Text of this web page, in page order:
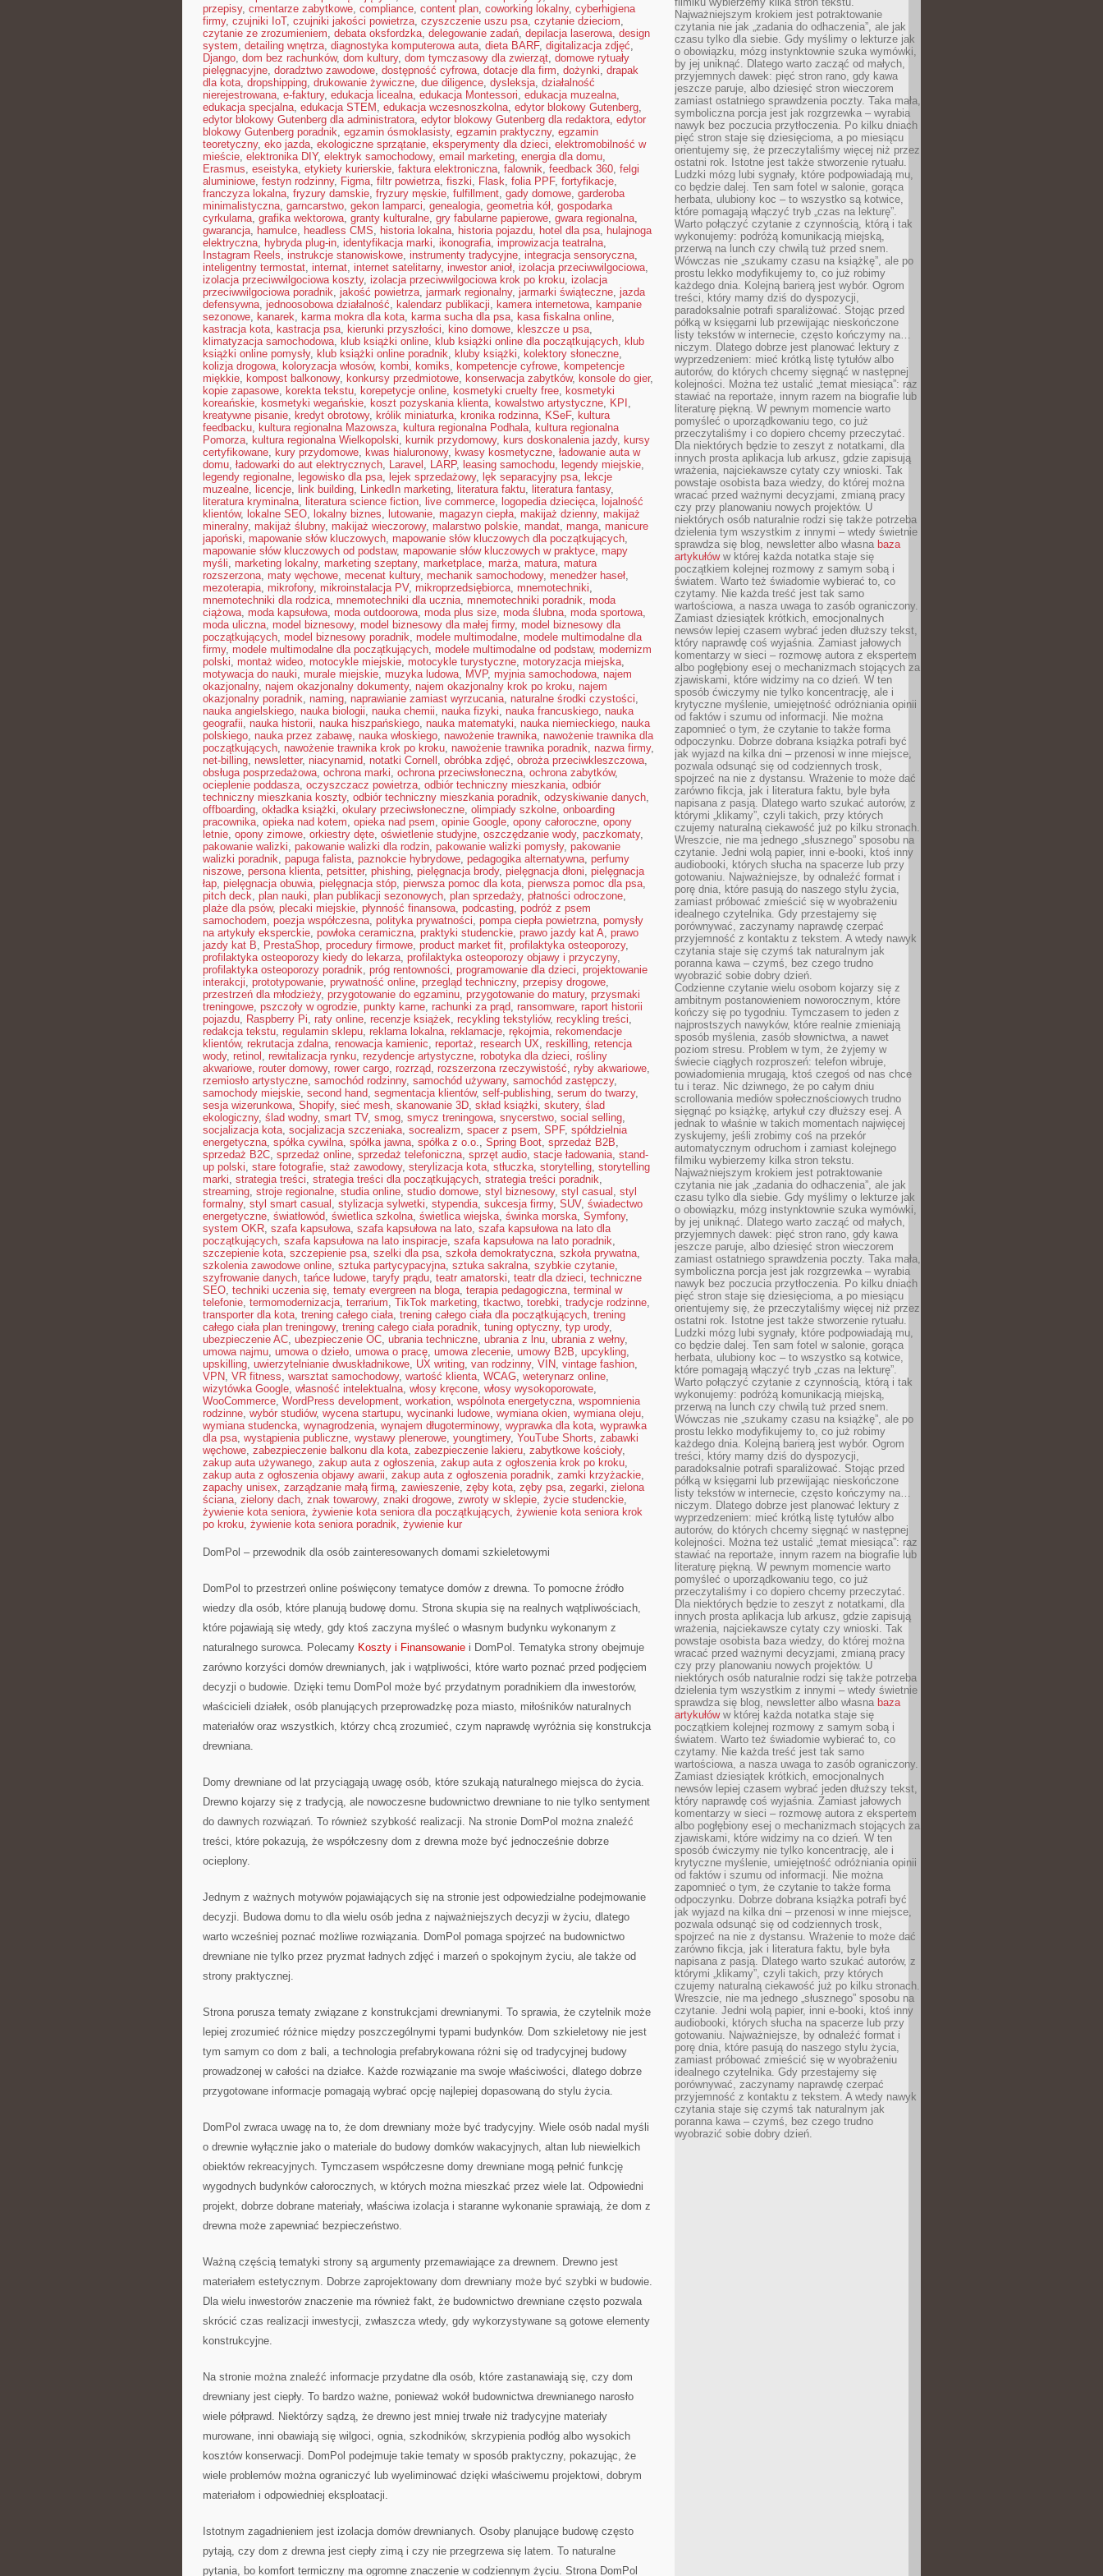
przepisy, cmentarze zabytkowe, compliance, content plan, coworking lokalny, cyberhigiena
firmy, czujniki IoT, czujniki jakości powietrza, czyszczenie uszu psa, czytanie dzieciom,
czytanie ze zrozumieniem, debata oksfordzka, delegowanie zadań, depilacja laserowa, design
system, detailing wnętrza, diagnostyka komputerowa auta, dieta BARF, digitalizacja zdjęć,
Django, dom bez rachunków, dom kultury, dom tymczasowy dla zwierząt, domowe rytuały
pielęgnacyjne, doradztwo zawodowe, dostępność cyfrowa, dotacje dla firm, dożynki, drapak
dla kota, dropshipping, drukowanie żywiczne, due diligence, dysleksja, działalność
nierejestrowana, e-faktury, edukacja licealna, edukacja Montessori, edukacja muzealna,
edukacja specjalna, edukacja STEM , edukacja wczesnoszkolna, edytor blokowy Gutenberg,
edytor blokowy Gutenberg dla administratora, edytor blokowy Gutenberg dla redaktora, edytor
blokowy Gutenberg poradnik, egzamin ósmoklasisty, egzamin praktyczny, egzamin
teoretyczny, eko jazda, ekologiczne sprzątanie, eksperymenty dla dzieci, elektromobilność w
mieście, elektronika DIY, elektryk samochodowy, email marketing, energia dla domu,
Erasmus, eseistyka, etykiety kurierskie, faktura elektroniczna, falownik, feedback 360, felgi
aluminiowe, festyn rodzinny, Figma, filtr powietrza, fiszki, Flask, folia PPF, fortyfikacje,
franczyza lokalna, fryzury damskie, fryzury męskie, fulfillment, gady domowe, garderoba
minimalistyczna, garncarstwo, gekon lamparci, genealogia, geometria kół, gospodarka
cyrkularna, grafika wektorowa, granty kulturalne, gry fabularne papierowe, gwara regionalna,
gwarancja, hamulce, headless CMS, historia lokalna, historia pojazdu, hotel dla psa, hulajnoga
elektryczna, hybryda plug-in, identyfikacja marki, ikonografia, improwizacja teatralna,
Instagram Reels, instrukcje stanowiskowe, instrumenty tradycyjne, integracja sensoryczna,
inteligentny termostat, internat, internet satelitarny, inwestor anioł, izolacja przeciwwilgociowa,
izolacja przeciwwilgociowa koszty, izolacja przeciwwilgociowa krok po kroku, izolacja
przeciwwilgociowa poradnik, jakość powietrza, jarmark regionalny, jarmarki świąteczne, jazda
defensywna, jednoosobowa działalność, kalendarz publikacji, kamera internetowa, kampanie
sezonowe, kanarek, karma mokra dla kota, karma sucha dla psa, kasa fiskalna online,
kastracja kota, kastracja psa, kierunki przyszłości, kino domowe, kleszcze u psa,
klimatyzacja samochodowa, klub książki online, klub książki online dla początkujących, klub
książki online pomysły, klub książki online poradnik, kluby książki, kolektory słoneczne,
kolizja drogowa, koloryzacja włosów, kombi, komiks, kompetencje cyfrowe, kompetencje
miękkie, kompost balkonowy, konkursy przedmiotowe, konserwacja zabytków, konsole do gier,
kopie zapasowe, korekta tekstu, korepetycje online, kosmetyki cruelty free, kosmetyki
koreańskie, kosmetyki wegańskie, koszt pozyskania klienta, kowalstwo artystyczne, KPI ,
kreatywne pisanie, kredyt obrotowy, królik miniaturka, kronika rodzinna, KSeF, kultura
feedbacku, kultura regionalna Mazowsza, kultura regionalna Podhala, kultura regionalna
Pomorza, kultura regionalna Wielkopolski, kurnik przydomowy, kurs doskonalenia jazdy, kursy
certyfikowane, kury przydomowe, kwas hialuronowy, kwasy kosmetyczne, ładowanie auta w
domu, ładowarki do aut elektrycznych, Laravel , LARP, leasing samochodu, legendy miejskie,
legendy regionalne, legowisko dla psa, lejek sprzedażowy, lęk separacyjny psa, lekcje
muzealne, licencje, link building, LinkedIn marketing, literatura faktu, literatura fantasy,
literatura kryminalna, literatura science fiction, live commerce, logopedia dziecięca, lojalność
klientów, lokalne SEO, lokalny biznes, lutowanie, magazyn ciepła, makijaż dzienny, makijaż
mineralny, makijaż ślubny, makijaż wieczorowy, malarstwo polskie, mandat, manga, manicure
japoński, mapowanie słów kluczowych, mapowanie słów kluczowych dla początkujących,
mapowanie słów kluczowych od podstaw, mapowanie słów kluczowych w praktyce, mapy
myśli, marketing lokalny, marketing szeptany, marketplace, marża, matura, matura
rozszerzona, maty węchowe, mecenat kultury, mechanik samochodowy, menedżer haseł,
mezoterapia, mikrofony, mikroinstalacja PV, mikroprzedsiębiorca, mnemotechniki,
mnemotechniki dla rodzica, mnemotechniki dla ucznia, mnemotechniki poradnik, moda
ciążowa, moda kapsułowa, moda outdoorowa, moda plus size, moda ślubna, moda sportowa,
moda uliczna, model biznesowy, model biznesowy dla małej firmy, model biznesowy dla
początkujących, model biznesowy poradnik, modele multimodalne, modele multimodalne dla
firmy, modele multimodalne dla początkujących, modele multimodalne od podstaw, modernizm
polski, montaż wideo, motocykle miejskie, motocykle turystyczne, motoryzacja miejska,
motywacja do nauki, murale miejskie, muzyka ludowa, MVP, myjnia samochodowa, najem
okazjonalny, najem okazjonalny dokumenty, najem okazjonalny krok po kroku, najem
okazjonalny poradnik, naming, naprawianie zamiast wyrzucania, naturalne środki czystości,
nauka angielskiego, nauka biologii, nauka chemii, nauka fizyki, nauka francuskiego, nauka
geografii, nauka historii, nauka hiszpańskiego, nauka matematyki, nauka niemieckiego, nauka
polskiego, nauka przez zabawę, nauka włoskiego, nawożenie trawnika, nawożenie trawnika dla
początkujących, nawożenie trawnika krok po kroku, nawożenie trawnika poradnik, nazwa firmy,
net-billing, newsletter, niacynamid, notatki Cornell , obróbka zdjęć, obroża przeciwkleszczowa,
obsługa posprzedażowa, ochrona marki, ochrona przeciwsłoneczna, ochrona zabytków,
ocieplenie poddasza, oczyszczacz powietrza, odbiór techniczny mieszkania, odbiór
techniczny mieszkania koszty, odbiór techniczny mieszkania poradnik, odzyskiwanie danych,
offboarding, okładka książki, okulary przeciwsłoneczne, olimpiady szkolne, onboarding
pracownika, opieka nad kotem, opieka nad psem, opinie Google, opony całoroczne, opony
letnie, opony zimowe, orkiestry dęte, oświetlenie studyjne, oszczędzanie wody, paczkomaty,
pakowanie walizki, pakowanie walizki dla rodzin, pakowanie walizki pomysły, pakowanie
walizki poradnik, papuga falista, paznokcie hybrydowe, pedagogika alternatywna, perfumy
niszowe, persona klienta, petsitter, phishing, pielęgnacja brody, pielęgnacja dłoni, pielęgnacja
łap, pielęgnacja obuwia, pielęgnacja stóp, pierwsza pomoc dla kota, pierwsza pomoc dla psa,
pitch deck, plan nauki, plan publikacji sezonowych, plan sprzedaży, płatności odroczone,
plaże dla psów, plecaki miejskie, płynność finansowa, podcasting, podróż z psem
samochodem, poezja współczesna, polityka prywatności, pompa ciepła powietrzna, pomysły
na artykuły eksperckie, powłoka ceramiczna, praktyki studenckie, prawo jazdy kat A, prawo
jazdy kat B, PrestaShop, procedury firmowe, product market fit, profilaktyka osteoporozy,
profilaktyka osteoporozy kiedy do lekarza, profilaktyka osteoporozy objawy i przyczyny,
profilaktyka osteoporozy poradnik, próg rentowności, programowanie dla dzieci, projektowanie
interakcji, prototypowanie, prywatność online, przegląd techniczny, przepisy drogowe,
przestrzeń dla młodzieży, przygotowanie do egzaminu, przygotowanie do matury, przysmaki
treningowe, pszczoły w ogrodzie, punkty karne, rachunki za prąd, ransomware, raport historii
pojazdu, Raspberry Pi, raty online, recenzje książek, recykling tekstyliów, recykling treści,
redakcja tekstu, regulamin sklepu, reklama lokalna, reklamacje, rękojmia, rekomendacje
klientów, rekrutacja zdalna, renowacja kamienic, reportaż, research UX, reskilling, retencja
wody, retinol , rewitalizacja rynku, rezydencje artystyczne, robotyka dla dzieci, rośliny
akwariowe, router domowy, rower cargo, rozrząd, rozszerzona rzeczywistość, ryby akwariowe,
rzemiosło artystyczne, samochód rodzinny, samochód używany, samochód zastępczy,
samochody miejskie, second hand, segmentacja klientów, self-publishing, serum do twarzy,
sesja wizerunkowa, Shopify, sieć mesh, skanowanie 3D, skład książki, skutery, ślad
ekologiczny, ślad wodny, smart TV, smog, smycz treningowa, snycerstwo, social selling,
socjalizacja kota, socjalizacja szczeniaka, socrealizm, spacer z psem, SPF, spółdzielnia
energetyczna, spółka cywilna, spółka jawna, spółka z o.o., Spring Boot, sprzedaż B2B,
sprzedaż B2C, sprzedaż online, sprzedaż telefoniczna, sprzęt audio, stacje ładowania, stand-
up polski, stare fotografie, staż zawodowy, sterylizacja kota, stłuczka, storytelling, storytelling
marki, strategia treści, strategia treści dla początkujących, strategia treści poradnik,
streaming, stroje regionalne, studia online, studio domowe, styl biznesowy, styl casual , styl
formalny, styl smart casual , stylizacja sylwetki, stypendia, sukcesja firmy, SUV, świadectwo
energetyczne, światłowód, świetlica szkolna, świetlica wiejska, świnka morska, Symfony,
system OKR, szafa kapsułowa, szafa kapsułowa na lato, szafa kapsułowa na lato dla
początkujących, szafa kapsułowa na lato inspiracje, szafa kapsułowa na lato poradnik,
szczepienie kota, szczepienie psa, szelki dla psa, szkoła demokratyczna, szkoła prywatna,
szkolenia zawodowe online, sztuka partycypacyjna, sztuka sakralna, szybkie czytanie,
szyfrowanie danych, tańce ludowe, taryfy prądu, teatr amatorski, teatr dla dzieci, techniczne
SEO, techniki uczenia się, tematy evergreen na bloga, terapia pedagogiczna, terminal w
telefonie, termomodernizacja, terrarium, TikTok marketing, tkactwo, torebki, tradycje rodzinne,
transporter dla kota, trening całego ciała, trening całego ciała dla początkujących, trening
całego ciała plan treningowy, trening całego ciała poradnik, tuning optyczny, typ urody,
ubezpieczenie AC, ubezpieczenie OC, ubrania techniczne, ubrania z lnu, ubrania z wełny,
umowa najmu, umowa o dzieło, umowa o pracę, umowa zlecenie, umowy B2B, upcykling,
upskilling, uwierzytelnianie dwuskładnikowe, UX writing, van rodzinny, VIN, vintage fashion,
VPN, VR fitness, warsztat samochodowy, wartość klienta, WCAG, weterynarz online,
wizytówka Google, własność intelektualna, włosy kręcone, włosy wysokoporowate,
WooCommerce, WordPress development, workation, wspólnota energetyczna, wspomnienia
rodzinne, wybór studiów, wycena startupu, wycinanki ludowe, wymiana okien, wymiana oleju,
wymiana studencka, wynagrodzenia, wynajem długoterminowy, wyprawka dla kota, wyprawka
dla psa, wystąpienia publiczne, wystawy plenerowe, youngtimery, YouTube Shorts, zabawki
węchowe, zabezpieczenie balkonu dla kota, zabezpieczenie lakieru, zabytkowe kościoły,
zakup auta używanego, zakup auta z ogłoszenia, zakup auta z ogłoszenia krok po kroku,
zakup auta z ogłoszenia objawy awarii, zakup auta z ogłoszenia poradnik, zamki krzyżackie,
zapachy unisex, zarządzanie małą firmą, zawieszenie, zęby kota, zęby psa, zegarki, zielona
ściana, zielony dach, znak towarowy, znaki drogowe, zwroty w sklepie, życie studenckie,
żywienie kota seniora, żywienie kota seniora dla początkujących, żywienie kota seniora krok
po kroku, żywienie kota seniora poradnik, żywienie kur
DomPol – przewodnik dla osób zainteresowanych domami szkieletowymi
DomPol to przestrzeń online poświęcony tematyce domów z drewna. To pomocne źródło
wiedzy dla osób, które planują budowę domu. Strona skupia się na realnych wątpliwościach,
które pojawiają się wtedy, gdy ktoś zaczyna myśleć o własnym budynku wykonanym z
naturalnego surowca. Polecamy Koszty i Finansowanie i DomPol. Tematyka strony obejmuje
zarówno korzyści domów drewnianych, jak i wątpliwości, które warto poznać przed podjęciem
decyzji o budowie. Dzięki temu DomPol może być przydatnym poradnikiem dla inwestorów,
właścicieli działek, osób planujących przeprowadzkę poza miasto, miłośników naturalnych
materiałów oraz wszystkich, którzy chcą zrozumieć, czym naprawdę wyróżnia się konstrukcja
drewniana.
Domy drewniane od lat przyciągają uwagę osób, które szukają naturalnego miejsca do życia.
Drewno kojarzy się z tradycją, ale nowoczesne budownictwo drewniane to nie tylko sentyment
do dawnych rozwiązań. To również szybkość realizacji. Na stronie DomPol można znaleźć
treści, które pokazują, że współczesny dom z drewna może być jednocześnie dobrze
ocieplony.
Jednym z ważnych motywów pojawiających się na stronie jest odpowiedzialne podejmowanie
decyzji. Budowa domu to dla wielu osób jedna z najważniejszych decyzji w życiu, dlatego
warto wcześniej poznać możliwe rozwiązania. DomPol pomaga spojrzeć na budownictwo
drewniane nie tylko przez pryzmat ładnych zdjęć i marzeń o spokojnym życiu, ale także od
strony praktycznej.
Strona porusza tematy związane z konstrukcjami drewnianymi. To sprawia, że czytelnik może
lepiej zrozumieć różnice między poszczególnymi typami budynków. Dom szkieletowy nie jest
tym samym co dom z bali, a technologia prefabrykowana różni się od tradycyjnej budowy
prowadzonej w całości na działce. Każde rozwiązanie ma swoje właściwości, dlatego dobrze
przygotowane informacje pomagają wybrać opcję najlepiej dopasowaną do stylu życia.
DomPol zwraca uwagę na to, że dom drewniany może być tradycyjny. Wiele osób nadal myśli
o drewnie wyłącznie jako o materiale do budowy domków wakacyjnych, altan lub niewielkich
obiektów rekreacyjnych. Tymczasem współczesne domy drewniane mogą pełnić funkcję
wygodnych budynków całorocznych, w których można mieszkać przez wiele lat. Odpowiedni
projekt, dobrze dobrane materiały, właściwa izolacja i staranne wykonanie sprawiają, że dom z
drewna może zapewniać bezpieczeństwo.
Ważną częścią tematyki strony są argumenty przemawiające za drewnem. Drewno jest
materiałem estetycznym. Dobrze zaprojektowany dom drewniany może być szybki w budowie.
Dla wielu inwestorów znaczenie ma również fakt, że budownictwo drewniane często pozwala
skrócić czas realizacji inwestycji, zwłaszcza wtedy, gdy wykorzystywane są gotowe elementy
konstrukcyjne.
Na stronie można znaleźć informacje przydatne dla osób, które zastanawiają się, czy dom
drewniany jest ciepły. To bardzo ważne, ponieważ wokół budownictwa drewnianego narosło
wiele półprawd. Niektórzy sądzą, że drewno jest mniej trwałe niż tradycyjne materiały
murowane, inni obawiają się wilgoci, ognia, szkodników, skrzypienia podłóg albo wysokich
kosztów konserwacji. DomPol podejmuje takie tematy w sposób praktyczny, pokazując, że
wiele problemów można ograniczyć lub wyeliminować dzięki właściwemu projektowi, dobrym
materiałom i odpowiedniej eksploatacji.
Istotnym zagadnieniem jest izolacja domów drewnianych. Osoby planujące budowę często
pytają, czy dom z drewna jest ciepły zimą i czy nie przegrzewa się latem. To naturalne
pytania, bo komfort termiczny ma ogromne znaczenie w codziennym życiu. Strona DomPol
Najważniejszym krokiem jest potraktowanie
czytania nie jak „zadania do odhaczenia”, ale jak
czasu tylko dla siebie. Gdy myślimy o lekturze jak
o obowiązku, mózg instynktownie szuka wymówki,
by jej uniknąć. Dlatego warto zacząć od małych,
przyjemnych dawek: pięć stron rano, gdy kawa
jeszcze paruje, albo dziesięć stron wieczorem
zamiast ostatniego sprawdzenia poczty. Taka mała,
symboliczna porcja jest jak rozgrzewka – wyrabia
nawyk bez poczucia przytłoczenia. Po kilku dniach
pięć stron staje się dziesięcioma, a po miesiącu
orientujemy się, że przeczytaliśmy więcej niż przez
ostatni rok. Istotne jest także stworzenie rytuału.
Ludzki mózg lubi sygnały, które podpowiadają mu,
co będzie dalej. Ten sam fotel w salonie, gorąca
herbata, ulubiony koc – to wszystko są kotwice,
które pomagają włączyć tryb „czas na lekturę”.
Warto połączyć czytanie z czynnością, którą i tak
wykonujemy: podróżą komunikacją miejską,
przerwą na lunch czy chwilą tuż przed snem.
Wówczas nie „szukamy czasu na książkę”, ale po
prostu lekko modyfikujemy to, co już robimy
każdego dnia. Kolejną barierą jest wybór. Ogrom
treści, który mamy dziś do dyspozycji,
paradoksalnie potrafi sparaliżować. Stojąc przed
półką w księgarni lub przewijając nieskończone
listy tekstów w internecie, często kończymy na…
niczym. Dlatego dobrze jest planować lektury z
wyprzedzeniem: mieć krótką listę tytułów albo
autorów, do których chcemy sięgnąć w następnej
kolejności. Można też ustalić „temat miesiąca”: raz
stawiać na reportaże, innym razem na biografie lub
literaturę piękną. W pewnym momencie warto
pomyśleć o uporządkowaniu tego, co już
przeczytaliśmy i co dopiero chcemy przeczytać.
Dla niektórych będzie to zeszyt z notatkami, dla
innych prosta aplikacja lub arkusz, gdzie zapisują
wrażenia, najciekawsze cytaty czy wnioski. Tak
powstaje osobista baza wiedzy, do której można
wracać przed ważnymi decyzjami, zmianą pracy
czy przy planowaniu nowych projektów. U
niektórych osób naturalnie rodzi się także potrzeba
dzielenia tym wszystkim z innymi – wtedy świetnie
sprawdza się blog, newsletter albo własna baza
artykułóww której każda notatka staje się
początkiem kolejnej rozmowy z samym sobą i
światem. Warto też świadomie wybierać to, co
czytamy. Nie każda treść jest tak samo
wartościowa, a nasza uwaga to zasób ograniczony.
Zamiast dziesiątek krótkich, emocjonalnych
newsów lepiej czasem wybrać jeden dłuższy tekst,
który naprawdę coś wyjaśnia. Zamiast jałowych
komentarzy w sieci – rozmowę autora z ekspertem
albo pogłębiony esej o mechanizmach stojących za
zjawiskami, które widzimy na co dzień. W ten
sposób ćwiczymy nie tylko koncentrację, ale i
krytyczne myślenie, umiejętność odróżniania opinii
od faktów i szumu od informacji. Nie można
zapomnieć o tym, że czytanie to także forma
odpoczynku. Dobrze dobrana książka potrafi być
jak wyjazd na kilka dni – przenosi w inne miejsce,
pozwala odsunąć się od codziennych trosk,
spojrzeć na nie z dystansu. Wrażenie to może dać
zarówno fikcja, jak i literatura faktu, byle była
napisana z pasją. Dlatego warto szukać autorów, z
którymi „klikamy”, czyli takich, przy których
czujemy naturalną ciekawość już po kilku stronach.
Wreszcie, nie ma jednego „słusznego” sposobu na
czytanie. Jedni wolą papier, inni e-booki, ktoś inny
audiobooki, których słucha na spacerze lub przy
gotowaniu. Najważniejsze, by odnaleźć format i
porę dnia, które pasują do naszego stylu życia,
zamiast próbować zmieścić się w wyobrażeniu
idealnego czytelnika. Gdy przestajemy się
porównywać, zaczynamy naprawdę czerpać
przyjemność z kontaktu z tekstem. A wtedy nawyk
czytania staje się czymś tak naturalnym jak
poranna kawa – czymś, bez czego trudno
wyobrazić sobie dobry dzień.
Codzienne czytanie wielu osobom kojarzy się z
ambitnym postanowieniem noworocznym, które
kończy się po tygodniu. Tymczasem to jeden z
najprostszych nawyków, które realnie zmieniają
sposób myślenia, zasób słownictwa, a nawet
poziom stresu. Problem w tym, że żyjemy w
świecie ciągłych rozproszeń: telefon wibruje,
powiadomienia mrugają, ktoś czegoś od nas chce
tu i teraz. Nic dziwnego, że po całym dniu
scrollowania mediów społecznościowych trudno
sięgnąć po książkę, artykuł czy dłuższy esej. A
jednak to właśnie w takich momentach najwięcej
zyskujemy, jeśli zrobimy coś na przekór
automatycznym odruchom i zamiast kolejnego
filmiku wybierzemy kilka stron tekstu.
Najważniejszym krokiem jest potraktowanie
czytania nie jak „zadania do odhaczenia”, ale jak
czasu tylko dla siebie. Gdy myślimy o lekturze jak
o obowiązku, mózg instynktownie szuka wymówki,
by jej uniknąć. Dlatego warto zacząć od małych,
przyjemnych dawek: pięć stron rano, gdy kawa
jeszcze paruje, albo dziesięć stron wieczorem
zamiast ostatniego sprawdzenia poczty. Taka mała,
symboliczna porcja jest jak rozgrzewka – wyrabia
nawyk bez poczucia przytłoczenia. Po kilku dniach
pięć stron staje się dziesięcioma, a po miesiącu
orientujemy się, że przeczytaliśmy więcej niż przez
ostatni rok. Istotne jest także stworzenie rytuału.
Ludzki mózg lubi sygnały, które podpowiadają mu,
co będzie dalej. Ten sam fotel w salonie, gorąca
herbata, ulubiony koc – to wszystko są kotwice,
które pomagają włączyć tryb „czas na lekturę”.
Warto połączyć czytanie z czynnością, którą i tak
wykonujemy: podróżą komunikacją miejską,
przerwą na lunch czy chwilą tuż przed snem.
Wówczas nie „szukamy czasu na książkę”, ale po
prostu lekko modyfikujemy to, co już robimy
każdego dnia. Kolejną barierą jest wybór. Ogrom
treści, który mamy dziś do dyspozycji,
paradoksalnie potrafi sparaliżować. Stojąc przed
półką w księgarni lub przewijając nieskończone
listy tekstów w internecie, często kończymy na…
niczym. Dlatego dobrze jest planować lektury z
wyprzedzeniem: mieć krótką listę tytułów albo
autorów, do których chcemy sięgnąć w następnej
kolejności. Można też ustalić „temat miesiąca”: raz
stawiać na reportaże, innym razem na biografie lub
literaturę piękną. W pewnym momencie warto
pomyśleć o uporządkowaniu tego, co już
przeczytaliśmy i co dopiero chcemy przeczytać.
Dla niektórych będzie to zeszyt z notatkami, dla
innych prosta aplikacja lub arkusz, gdzie zapisują
wrażenia, najciekawsze cytaty czy wnioski. Tak
powstaje osobista baza wiedzy, do której można
wracać przed ważnymi decyzjami, zmianą pracy
czy przy planowaniu nowych projektów. U
niektórych osób naturalnie rodzi się także potrzeba
dzielenia tym wszystkim z innymi – wtedy świetnie
sprawdza się blog, newsletter albo własna baza
artykułóww której każda notatka staje się
początkiem kolejnej rozmowy z samym sobą i
światem. Warto też świadomie wybierać to, co
czytamy. Nie każda treść jest tak samo
wartościowa, a nasza uwaga to zasób ograniczony.
Zamiast dziesiątek krótkich, emocjonalnych
newsów lepiej czasem wybrać jeden dłuższy tekst,
który naprawdę coś wyjaśnia. Zamiast jałowych
komentarzy w sieci – rozmowę autora z ekspertem
albo pogłębiony esej o mechanizmach stojących za
zjawiskami, które widzimy na co dzień. W ten
sposób ćwiczymy nie tylko koncentrację, ale i
krytyczne myślenie, umiejętność odróżniania opinii
od faktów i szumu od informacji. Nie można
zapomnieć o tym, że czytanie to także forma
odpoczynku. Dobrze dobrana książka potrafi być
jak wyjazd na kilka dni – przenosi w inne miejsce,
pozwala odsunąć się od codziennych trosk,
spojrzeć na nie z dystansu. Wrażenie to może dać
zarówno fikcja, jak i literatura faktu, byle była
napisana z pasją. Dlatego warto szukać autorów, z
którymi „klikamy”, czyli takich, przy których
czujemy naturalną ciekawość już po kilku stronach.
Wreszcie, nie ma jednego „słusznego” sposobu na
czytanie. Jedni wolą papier, inni e-booki, ktoś inny
audiobooki, których słucha na spacerze lub przy
gotowaniu. Najważniejsze, by odnaleźć format i
porę dnia, które pasują do naszego stylu życia,
zamiast próbować zmieścić się w wyobrażeniu
idealnego czytelnika. Gdy przestajemy się
porównywać, zaczynamy naprawdę czerpać
przyjemność z kontaktu z tekstem. A wtedy nawyk
czytania staje się czymś tak naturalnym jak
poranna kawa – czymś, bez czego trudno
wyobrazić sobie dobry dzień.